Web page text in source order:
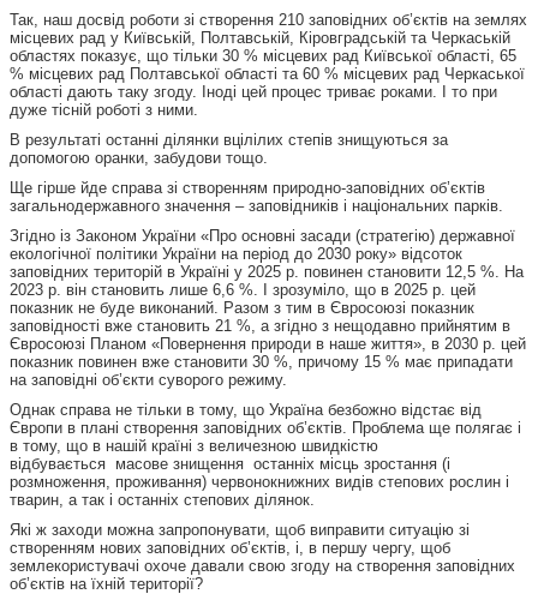
Так, наш досвід роботи зі створення 210 заповідних об’єктів на землях
місцевих рад у Київській, Полтавській, Кіровградській та Черкаській
областях показує, що тільки 30 % місцевих рад Київської області, 65
% місцевих рад Полтавської області та 60 % місцевих рад Черкаської
області дають таку згоду. Іноді цей процес триває роками. І то при
дуже тісній роботі з ними.
В результаті останні ділянки вцілілих степів знищуються за
допомогою оранки, забудови тощо.
Ще гірше йде справа зі створенням природно-заповідних об’єктів
загальнодержавного значення – заповідників і національних парків.
Згідно із Законом України «Про основні засади (стратегію) державної
екологічної політики України на період до 2030 року» відсоток
заповідних територій в Україні у 2025 р. повинен становити 12,5 %. На
2023 р. він становить лише 6,6 %. І зрозуміло, що в 2025 р. цей
показник не буде виконаний. Разом з тим в Євросоюзі показник
заповідності вже становить 21 %, а згідно з нещодавно прийнятим в
Євросоюзі Планом «Повернення природи в наше життя», в 2030 р. цей
показник повинен вже становити 30 %, причому 15 % має припадати
на заповідні об’єкти суворого режиму.
Однак справа не тільки в тому, що Україна безбожно відстає від
Європи в плані створення заповідних об’єктів. Проблема ще полягає і
в тому, що в нашій країні з величезною швидкістю
відбувається масове знищення останніх місць зростання (і
розмноження, проживання) червонокнижних видів степових рослин і
тварин, а так і останніх степових ділянок.
Які ж заходи можна запропонувати, щоб виправити ситуацію зі
створенням нових заповідних об’єктів, і, в першу чергу, щоб
землекористувачі охоче давали свою згоду на створення заповідних
об’єктів на їхній території?